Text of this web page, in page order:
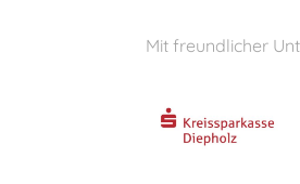
Mit freundlicher